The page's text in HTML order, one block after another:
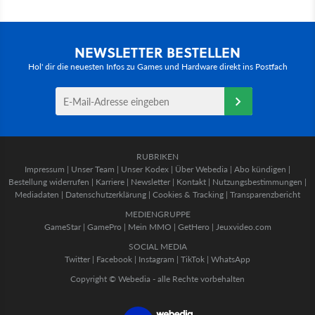
NEWSLETTER BESTELLEN
Hol' dir die neuesten Infos zu Games und Hardware direkt ins Postfach
RUBRIKEN
Impressum | Unser Team | Unser Kodex | Über Webedia | Abo kündigen |
Bestellung widerrufen | Karriere | Newsletter | Kontakt | Nutzungsbestimmungen |
Mediadaten | Datenschutzerklärung | Cookies & Tracking | Transparenzbericht
MEDIENGRUPPE
GameStar| GamePro | Mein MMO | GetHero | Jeuxvideo.com
SOCIAL MEDIA
Twitter | Facebook | Instagram | TikTok | WhatsApp
Copyright © Webedia - alle Rechte vorbehalten